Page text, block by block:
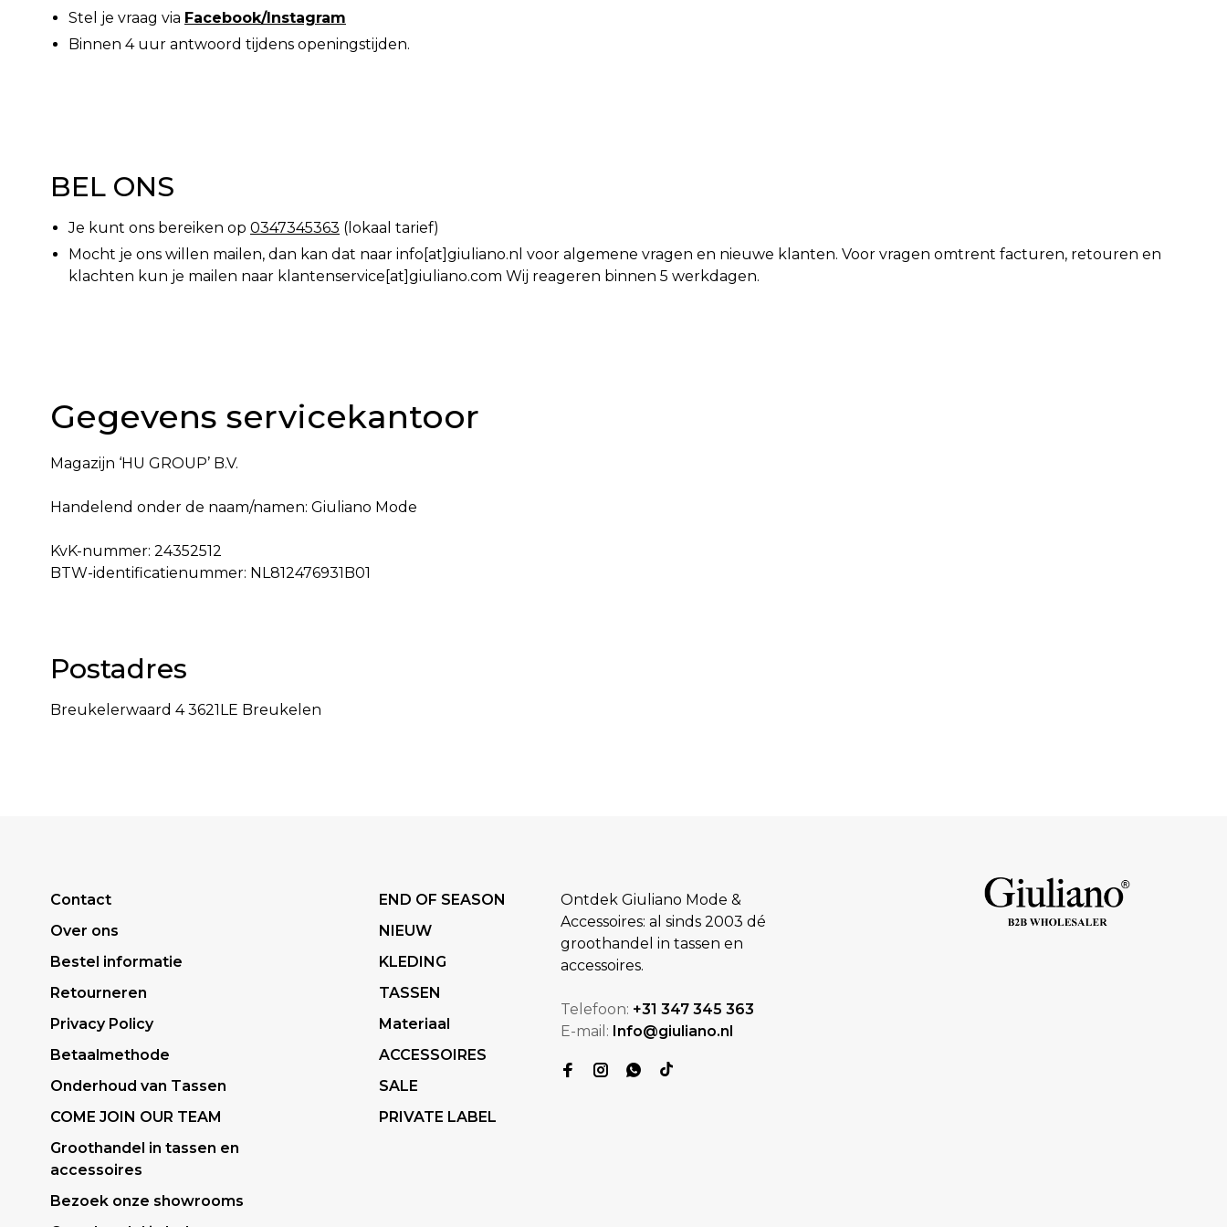
Stel je vraag via Facebook/Instagram
Binnen 4 uur antwoord tijdens openingstijden.
BEL ONS
Je kunt ons bereiken op 0347345363 (lokaal tarief)
Mocht je ons willen mailen, dan kan dat naar info[at]giuliano.nl voor algemene vragen en nieuwe klanten. Voor vragen omtrent facturen, retouren en
klachten kun je mailen naar klantenservice[at]giuliano.com Wij reageren binnen 5 werkdagen.
Gegevens servicekantoor
Magazijn ‘HU GROUP’ B.V.
Handelend onder de naam/namen: Giuliano Mode
KvK-nummer: 24352512
BTW-identificatienummer: NL812476931B01
Postadres
Breukelerwaard 4 3621LE Breukelen
Contact
Over ons
Bestel informatie
Retourneren
Privacy Policy
Betaalmethode
Onderhoud van Tassen
COME JOIN OUR TEAM
Groothandel in tassen en
accessoires
Bezoek onze showrooms
END OF SEASON
NIEUW
KLEDING
TASSEN
Materiaal
ACCESSOIRES
SALE
PRIVATE LABEL
Ontdek Giuliano Mode &
Accessoires: al sinds 2003 dé
groothandel in tassen en
accessoires.
Telefoon: +31 347 345 363
E-mail: Info@giuliano.nl